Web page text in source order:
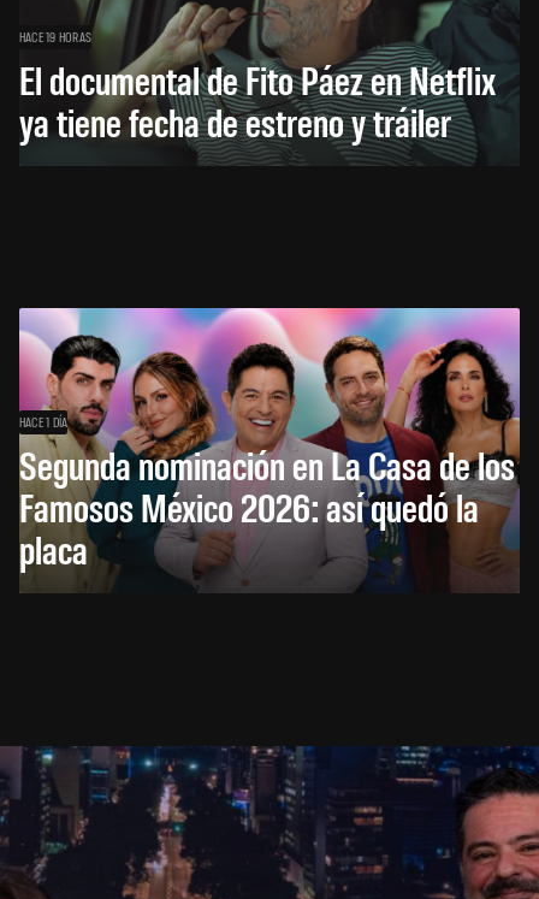
HACE 19 HORAS
El documental de Fito Páez en Netflix
ya tiene fecha de estreno y tráiler
HACE 1 DÍA
Segunda nominación en La Casa de los
Famosos México 2026: así quedó la
placa